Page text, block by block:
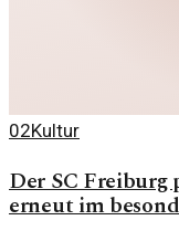
02Kultur
Der SC
erneut im